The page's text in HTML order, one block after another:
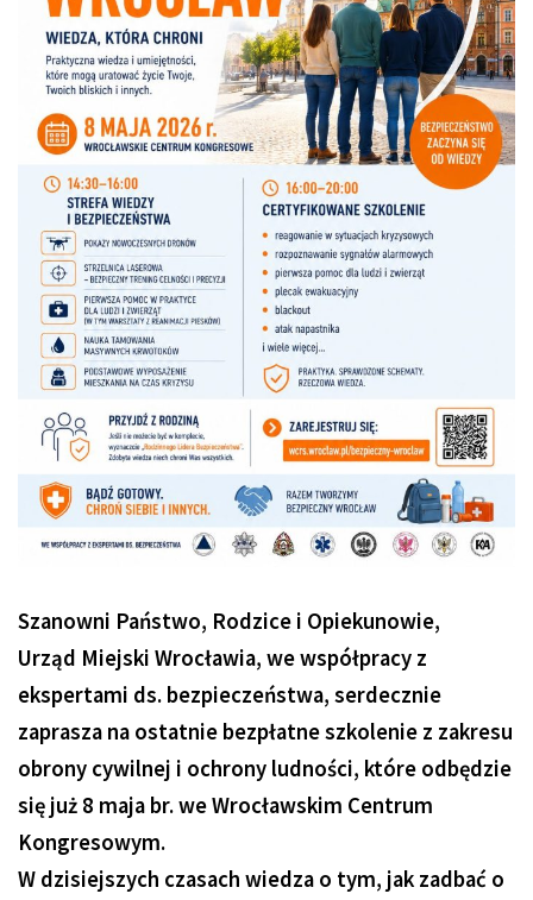
Szanowni Państwo, Rodzice i Opiekunowie,
Urząd Miejski Wrocławia, we współpracy z
ekspertami ds. bezpieczeństwa, serdecznie
zaprasza na ostatnie bezpłatne szkolenie z zakresu
obrony cywilnej i ochrony ludności, które odbędzie
się już 8 maja br. we Wrocławskim Centrum
Kongresowym.
W dzisiejszych czasach wiedza o tym, jak zadbać o